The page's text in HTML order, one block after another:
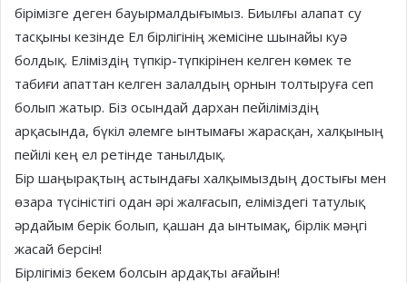
бірімізге деген бауырмалдығымыз. Биылғы алапат су
тасқыны кезінде Ел бірлігінің жемісіне шынайы куә
болдық. Еліміздің түпкір-түпкірінен келген көмек те
табиғи апаттан келген залалдың орнын толтыруға сеп
болып жатыр. Біз осындай дархан пейіліміздің
арқасында, бүкіл әлемге ынтымағы жарасқан, халқының
пейілі кең ел ретінде танылдық.
Бір шаңырақтың астындағы халқымыздың достығы мен
өзара түсіністігі одан әрі жалғасып, еліміздегі татулық
әрдайым берік болып, қашан да ынтымақ, бірлік мәңгі
жасай берсін!
Бірлігіміз бекем болсын ардақты ағайын!